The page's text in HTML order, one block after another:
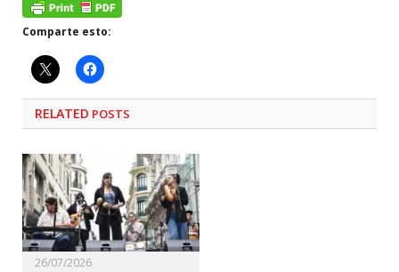
Comparte esto:
RELATED POSTS
26/07/2026